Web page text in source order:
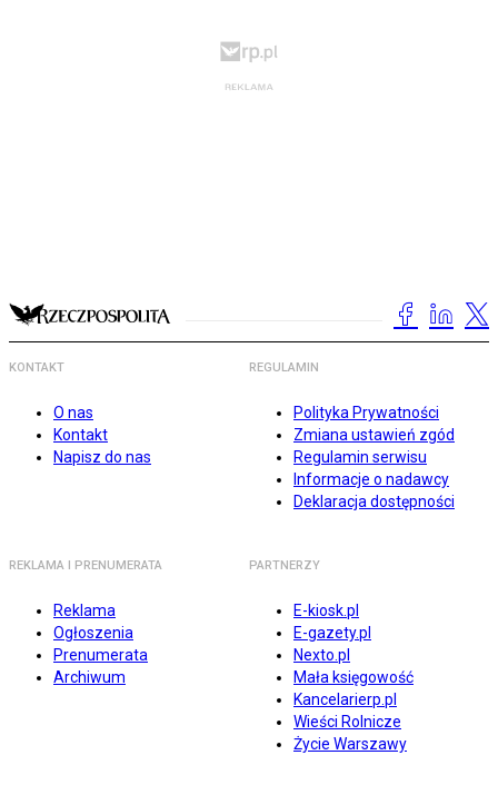
KONTAKT
O nas
Kontakt
Napisz do nas
REGULAMIN
Polityka Prywatności
Zmiana ustawień zgód
Regulamin serwisu
Informacje o nadawcy
Deklaracja dostępności
REKLAMA I PRENUMERATA
Reklama
Ogłoszenia
Prenumerata
Archiwum
PARTNERZY
E-kiosk.pl
E-gazety.pl
Nexto.pl
Mała księgowość
Kancelarierp.pl
Wieści Rolnicze
Życie Warszawy